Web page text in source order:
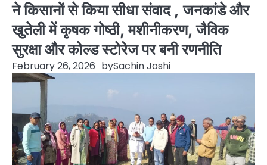
ने किसानों से किया सीधा संवाद , जनकांडे और
खुतेली में कृषक गोष्ठी, मशीनीकरण, जैविक
सुरक्षा और कोल्ड स्टोरेज पर बनी रणनीति
February 26, 2026 bySachin Joshi